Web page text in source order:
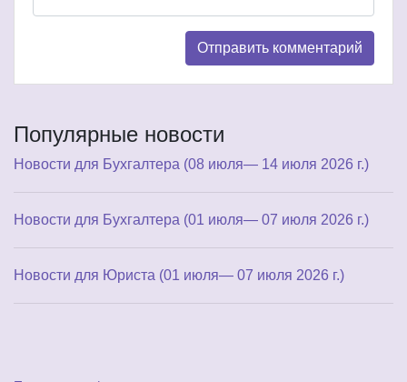
Популярные новости
Новости для Бухгалтера (08 июля— 14 июля 2026 г.)
Новости для Бухгалтера (01 июля— 07 июля 2026 г.)
Новости для Юриста (01 июля— 07 июля 2026 г.)